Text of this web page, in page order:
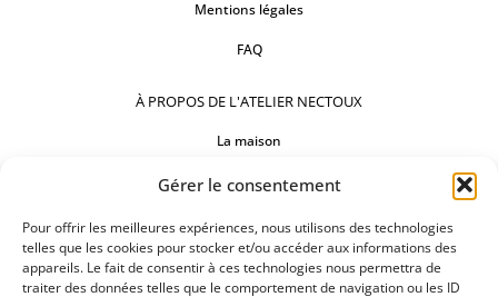
Gérer le consentement
Pour offrir les meilleures expériences, nous utilisons des technologies
telles que les cookies pour stocker et/ou accéder aux informations des
appareils. Le fait de consentir à ces technologies nous permettra de
traiter des données telles que le comportement de navigation ou les ID
Mentions légales
FAQ
À PROPOS DE L'ATELIER NECTOUX
La maison
Comptoirs
Nos réalisations
SUIVEZ-NOUS